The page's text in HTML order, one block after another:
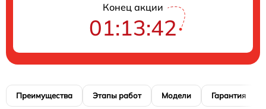
Конец акции
01:13:41
Преимущества Этапы работ Модели Гарантия